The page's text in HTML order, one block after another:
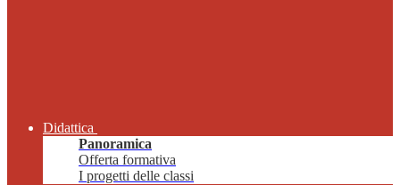
Didattica
Panoramica
Offerta formativa
I progetti delle classi